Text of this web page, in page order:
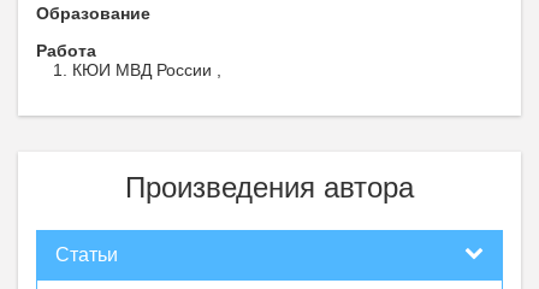
Образование
Работа
КЮИ МВД России ,
Произведения автора
Статьи